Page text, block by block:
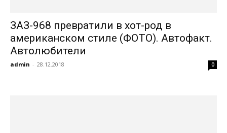
ЗАЗ-968 превратили в хот-род в
американском стиле (ФОТО). Автофакт.
Автолюбители
admin - 28.12.2018 0